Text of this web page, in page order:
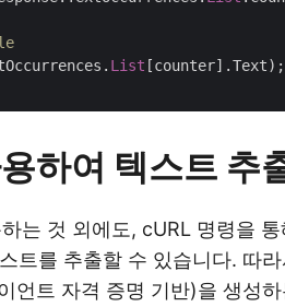
List [counter].Text);
하여 텍스트 추
는 것 외에도, cURL 명령을 통
트를 추출할 수 있습니다. 따
언트 자격 증명 기반)을 생성